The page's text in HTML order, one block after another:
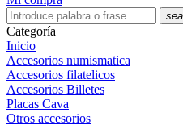
Categoría
Inicio
Accesorios numismatica
Accesorios filatelicos
Accesorios Billetes
Placas Cava
Otros accesorios